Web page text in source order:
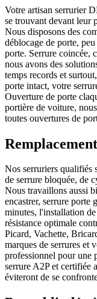
Votre artisan serrurier
se trouvant devant leur
Nous disposons des
déblocage de porte,
porte. Serrure coincée,
nous avons des
temps records et
porte intact, votre
Ouverture de porte
portière de voiture,
toutes ouvertures de
Nos serruriers qualifiés
de serrure bloquée, de
Nous travaillons aussi
encastrer, serrure porte
minutes, l'installation
résistance optimale
Picard, Vachette,
marques de serrures et
professionnel pour une
serrure A2P et certifiée
éviteront de se